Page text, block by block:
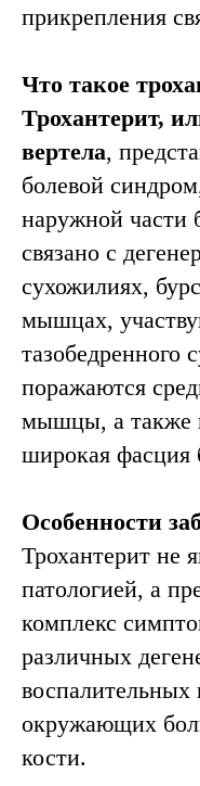
прикрепления
Что такое
Трохантерит,
вертела,
болевой
наружной части
связано с
сухожилиях,
мышцах,
тазобедренного
поражаются
мышцы, а также
широкая фасция
Особенности
Трохантерит не
патологией, а
комплекс
различных
воспалительных
окружающих
кости.
ортопеда
с опытом 24 года
Причины
сустава